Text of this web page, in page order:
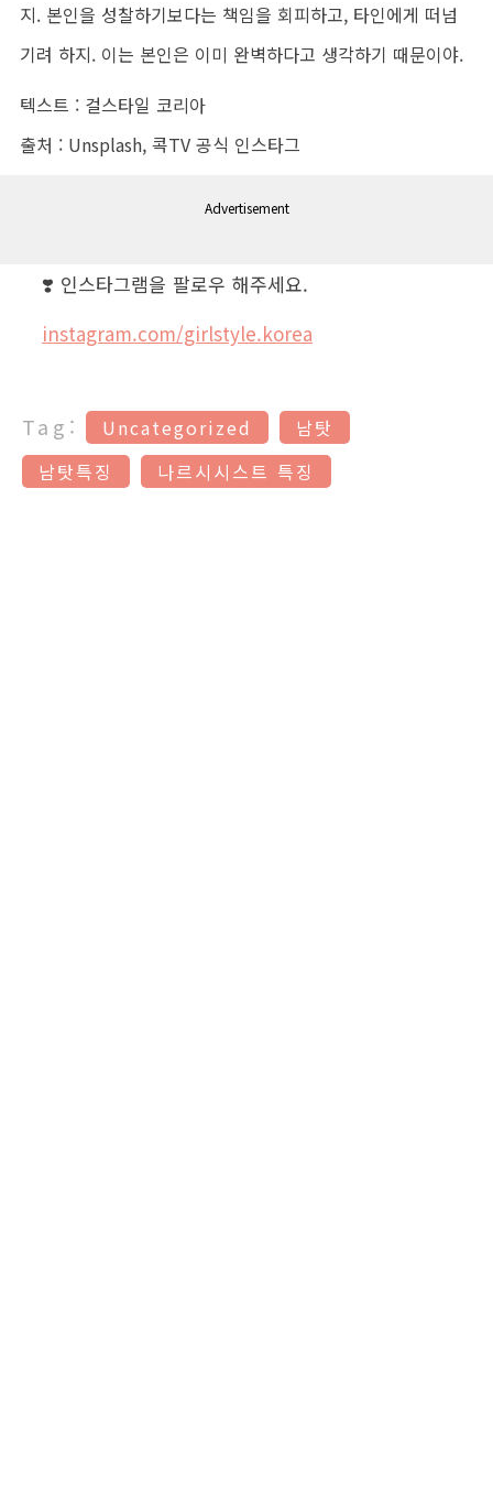
지. 본인을 성찰하기보다는 책임을 회피하고, 타인에게 떠넘
기려 하지. 이는 본인은 이미 완벽하다고 생각하기 때문이야.
텍스트 : 걸스타일 코리아
출처 : Unsplash, 콕TV 공식 인스타그
Advertisement
❣️ 인스타그램을 팔로우 해주세요.
instagram.com/girlstyle.korea
Tag: Uncategorized
남탓
남탓특징
나르시시스트 특징